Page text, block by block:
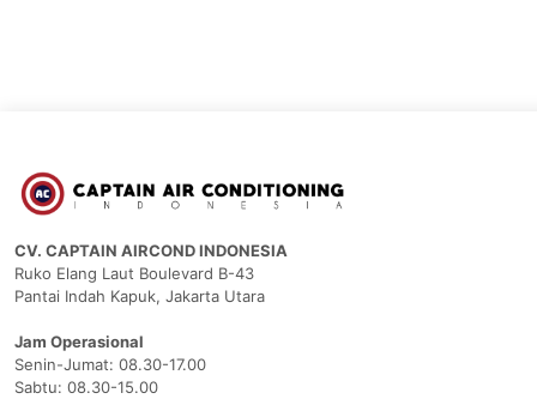
CV. CAPTAIN AIRCOND INDONESIA
Ruko Elang Laut Boulevard B-43
Pantai Indah Kapuk, Jakarta Utara
Jam Operasional
Senin-Jumat: 08.30-17.00
Sabtu: 08.30-15.00